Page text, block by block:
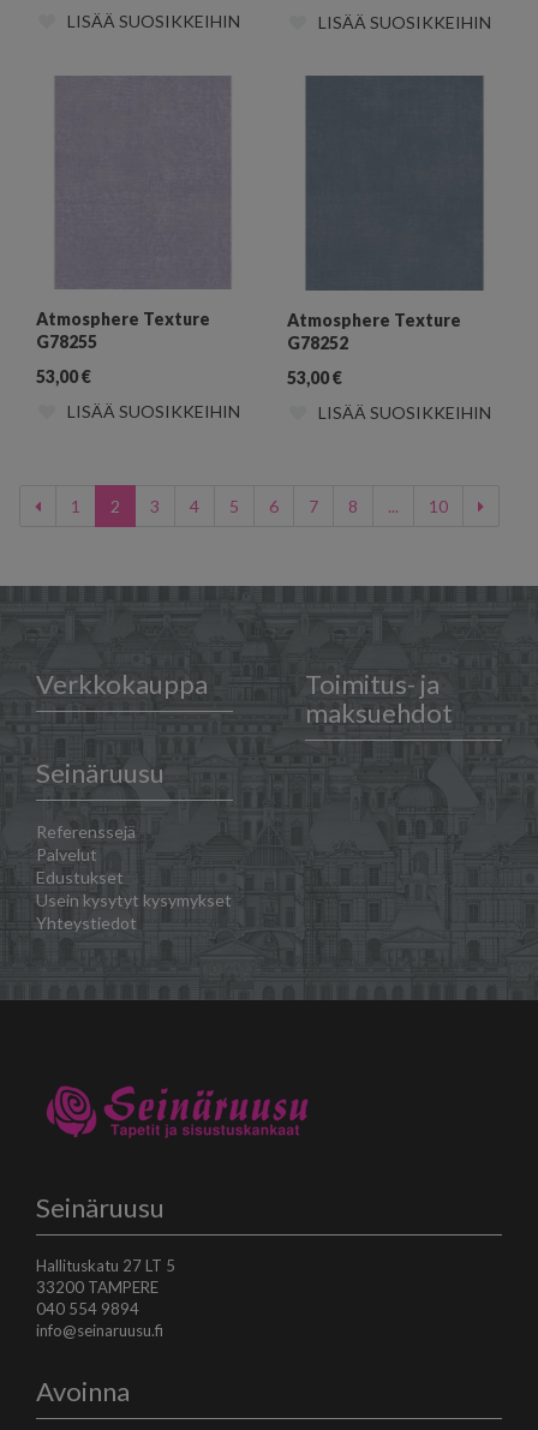
LISÄÄ SUOSIKKEIHIN
LISÄÄ SUOSIKKEIHIN
Atmosphere Texture
G78255
53,00€
LISÄÄ SUOSIKKEIHIN
Atmosphere Texture
G78252
53,00€
LISÄÄ SUOSIKKEIHIN
1 2 3 4 5 6 7 8 ... 10
Verkkokauppa
Toimitus- ja
maksuehdot
Seinäruusu
Referenssejä
Palvelut
Edustukset
Usein kysytyt kysymykset
Yhteystiedot
Seinäruusu
Hallituskatu 27 LT 5
33200 TAMPERE
040 554 9894
info@seinaruusu.fi
Avoinna